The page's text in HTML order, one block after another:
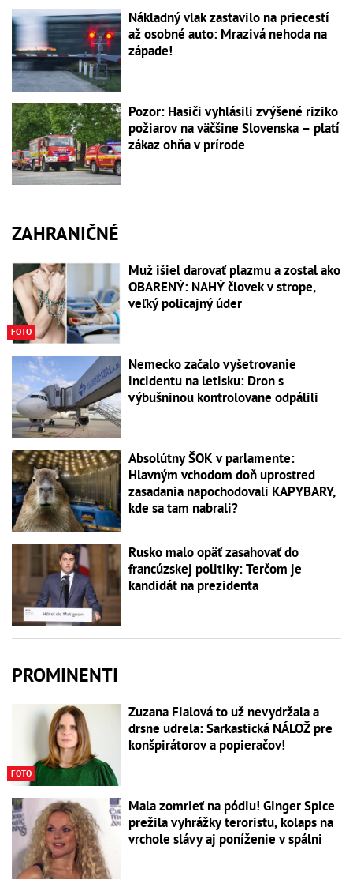
Nákladný vlak zastavilo na priecestí
až osobné auto: Mrazivá nehoda na
západe!
Pozor: Hasiči vyhlásili zvýšené riziko
požiarov na väčšine Slovenska – platí
zákaz ohňa v prírode
ZAHRANIČNÉ
FOTO
Muž išiel darovať plazmu a zostal ako
OBARENÝ: NAHÝ človek v strope,
veľký policajný úder
Nemecko začalo vyšetrovanie
incidentu na letisku: Dron s
výbušninou kontrolovane odpálili
Absolútny ŠOK v parlamente:
Hlavným vchodom doň uprostred
zasadania napochodovali KAPYBARY,
kde sa tam nabrali?
Rusko malo opäť zasahovať do
francúzskej politiky: Terčom je
kandidát na prezidenta
PROMINENTI
FOTO
Zuzana Fialová to už nevydržala a
drsne udrela: Sarkastická NÁLOŽ pre
konšpirátorov a popieračov!
Mala zomrieť na pódiu! Ginger Spice
prežila vyhrážky teroristu, kolaps na
vrchole slávy aj poníženie v spálni